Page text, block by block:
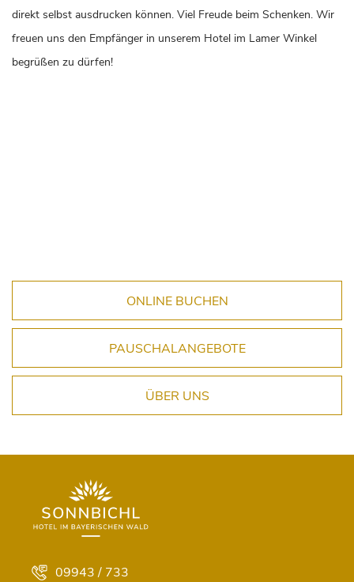
direkt selbst ausdrucken können. Viel Freude beim Schenken. Wir
freuen uns den Empfänger in unserem Hotel im Lamer Winkel
begrüßen zu dürfen!
ONLINE BUCHEN
PAUSCHALANGEBOTE
ÜBER UNS
09943 / 733